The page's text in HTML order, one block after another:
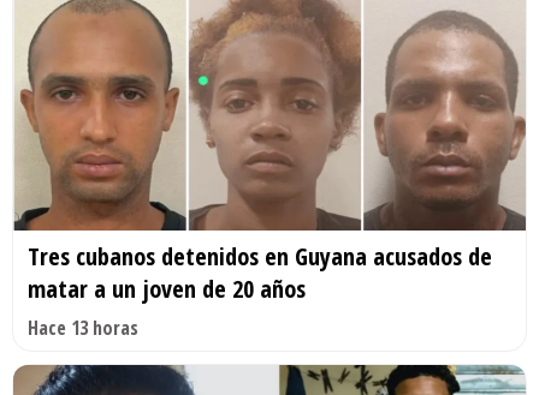
Tres cubanos detenidos en Guyana acusados de
matar a un joven de 20 años
Hace 13 horas